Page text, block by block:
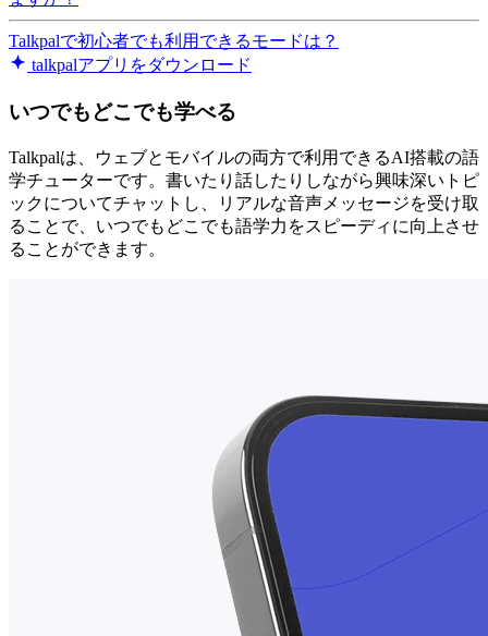
Talkpalで初心者でも利用できるモードは？
talkpalアプリをダウンロード
いつでもどこでも学べる
Talkpalは、ウェブとモバイルの両方で利用できるAI搭載の語
学チューターです。書いたり話したりしながら興味深いトピ
ックについてチャットし、リアルな音声メッセージを受け取
ることで、いつでもどこでも語学力をスピーディに向上させ
ることができます。